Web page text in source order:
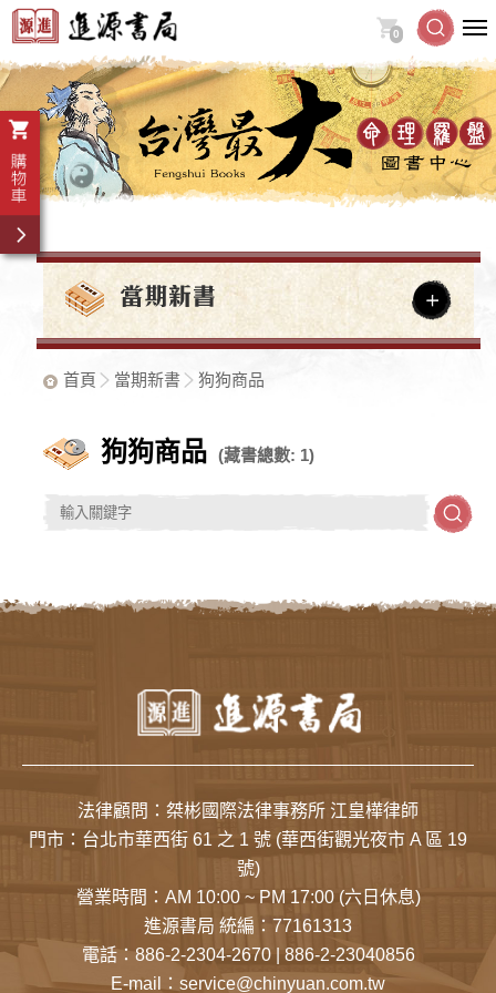
0
首頁 當期新書 狗狗商品
狗狗商品 (藏書總數: 1)
法律顧問：桀彬國際法律事務所 江皇樺律師
門市： 台北市華西街 61 之 1 號 (華西街觀光夜市 A 區 19
號)
營業時間：AM 10:00 ~ PM 17:00 (六日休息)
進源書局 統編：77161313
電話： 886-2-2304-2670|886-2-23040856
E-mail： service@chinyuan.com.tw